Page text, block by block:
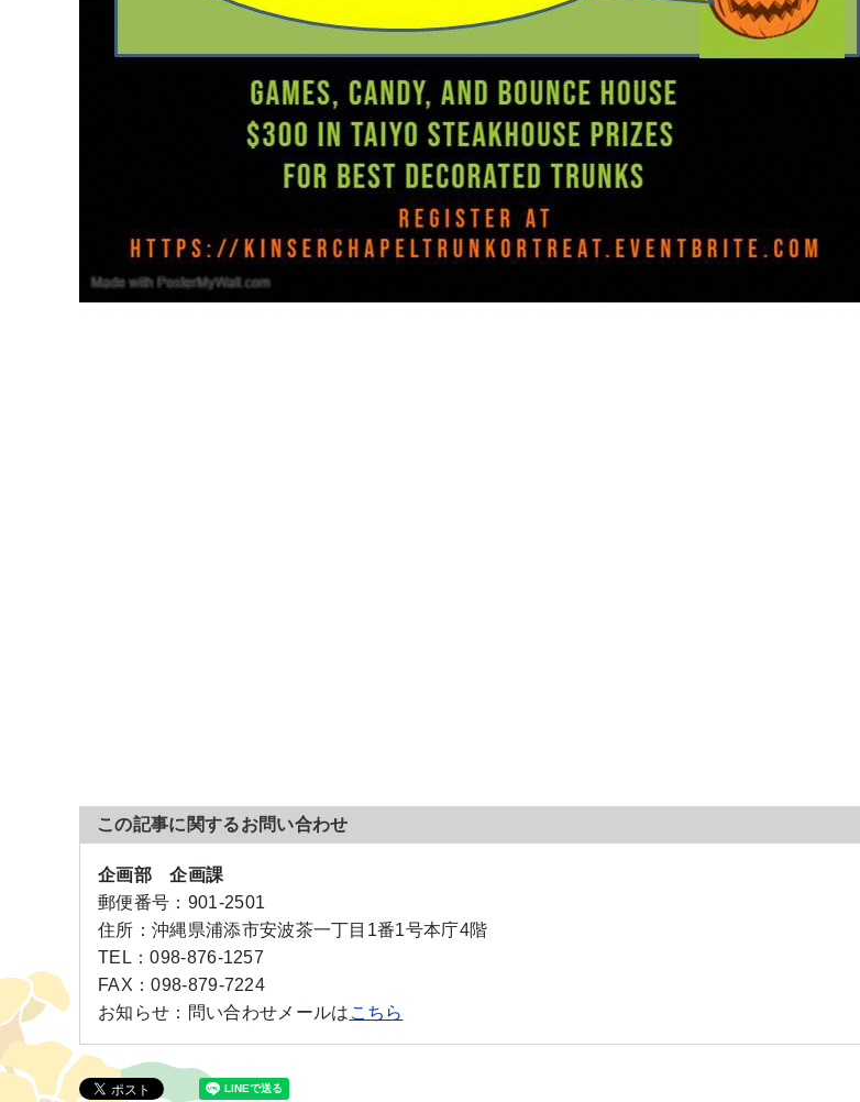
この記事に関するお問い合わせ
企画部 企画課
郵便番号： 901-2501
住所： 沖縄県浦添市安波茶一丁目1番1号本庁4階
TEL：098-876-1257
FAX：098-879-7224
お知らせ： 問い合わせメールは こちら